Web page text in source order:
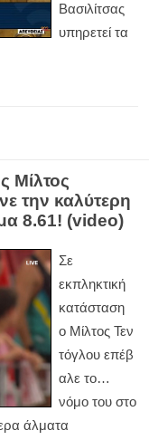
Βασιλίτσας
υπηρετεί τα
Μίλτος
την καλύτερη
8.61! (video)
Σε
εκπληκτική
κατάσταση
ο Μίλτος Τεν
τόγλου επέβ
αλε το…
νόμο του στο
άλματα